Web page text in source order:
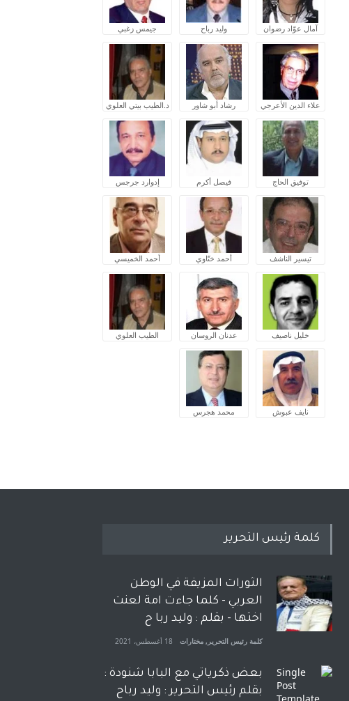
آمال عوّاد رضوان وليد رباح جيمس زغبي
علاء الدين الأعرجي رشاد أبو شاور د.الطيب بيتي العلوي
توفيق الحاج فيصل أكرم إدوارد جرجس
تيسير الناشف أحمد ختّاوي أحمد الخميسي
خليل ناصيف عدنان الروسان الطيب العلوي
نايف عبوش محمد هجرس
كلمة رئيس التحرير
الثورات المزيفة في الوطن
العربي - كلما جاءت امة لعنت
اختها - بقلم : وليد ربا ح
كلمة رئيس التحرير , مختارات 18 أغسطس، 2021
بعض ذكرياتي مع البابا شنودة :
بقلم رئيس التحرير : وليد رباح